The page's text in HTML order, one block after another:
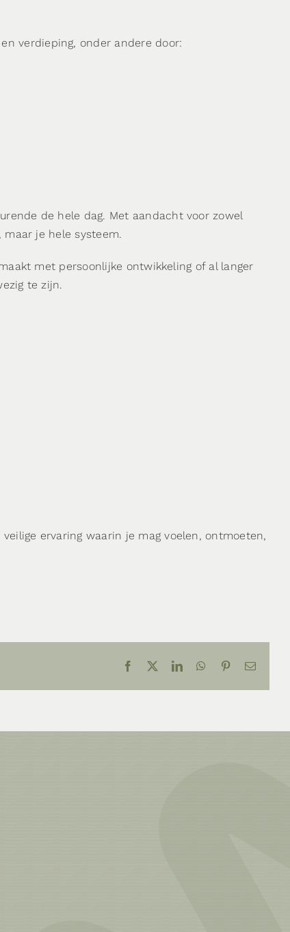
verdieping, onder andere door:
de hele dag. Met aandacht voor zowel
je hele systeem.
met persoonlijke ontwikkeling of al langer
te zijn.
ervaring waarin je mag voelen, ontmoeten,
Facebook LinkedInWhatsApp
Pinterest
E-